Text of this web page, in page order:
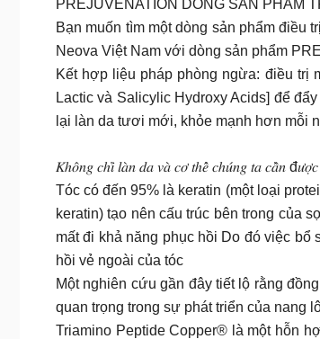
PREJUVENATION DÒNG SẢN PHẨM
Bạn muốn tìm một dòng sản phẩm điều
Neova Việt Nam với dòng sản phẩm
Kết hợp liệu pháp phòng ngừa: điều trị
Lactic và Salicylic Hydroxy Acids] để
lại làn da tươi mới, khỏe mạnh hơn mỗi
𝐾ℎ𝑜̂𝑛𝑔 𝑐ℎ𝑖̉ 𝑙𝑎̀𝑛 𝑑𝑎 𝑣𝑎̀ 𝑐𝑜̛ 𝑡ℎ𝑒̂̉ 𝑐ℎ𝑢́𝑛𝑔 𝑡𝑎 𝑐𝑎̂̀𝑛
Tóc có đến 95% là keratin (một loại
keratin) tạo nên cấu trúc bên trong của
mất đi khả năng phục hồi Do đó việc
hồi vẻ ngoài của tóc
Một nghiên cứu gần đây tiết lộ rằng
quan trọng trong sự phát triển của nang
Triamino Peptide Copper® là một hỗn